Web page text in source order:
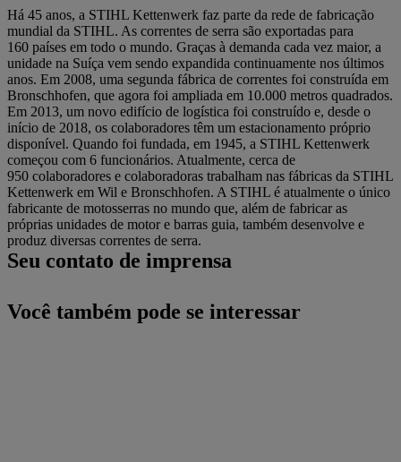
Há 45 anos, a STIHL Kettenwerk faz parte da rede de fabricação
mundial da STIHL. As correntes de serra são exportadas para
160 países em todo o mundo. Graças à demanda cada vez maior, a
unidade na Suíça vem sendo expandida continuamente nos últimos
anos. Em 2008, uma segunda fábrica de correntes foi construída em
Bronschhofen, que agora foi ampliada em 10.000 metros quadrados.
Em 2013, um novo edifício de logística foi construído e, desde o
início de 2018, os colaboradores têm um estacionamento próprio
disponível. Quando foi fundada, em 1945, a STIHL Kettenwerk
começou com 6 funcionários. Atualmente, cerca de
950 colaboradores e colaboradoras trabalham nas fábricas da STIHL
Kettenwerk em Wil e Bronschhofen. A STIHL é atualmente o único
fabricante de motosserras no mundo que, além de fabricar as
próprias unidades de motor e barras guia, também desenvolve e
produz diversas correntes de serra.
Seu contato de imprensa
Você também pode se interessar